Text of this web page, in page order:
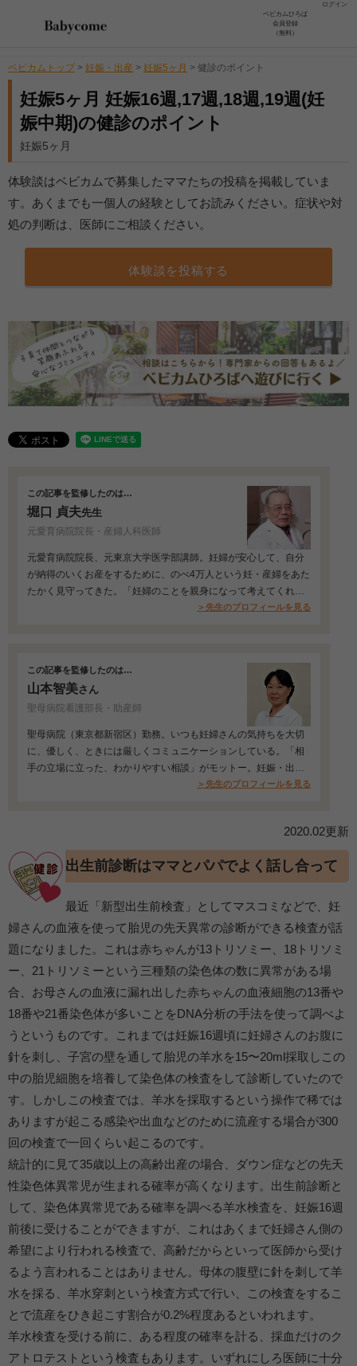
ログイン
ベビカムひろば
会員登録
（無料）
ベビカムトップ > 妊娠・出産 > 妊娠5ヶ月 > 健診のポイント
妊娠5ヶ月 妊娠16週,17週,18週,19週(妊
娠中期)の健診のポイント
妊娠5ヶ月
体験談はベビカムで募集したママたちの投稿を掲載していま
す。あくまでも一個人の経験としてお読みください。症状や対
処の判断は、医師にご相談ください。
体験談を投稿する
この記事を監修したのは…
堀口 貞夫先生
元愛育病院院長・産婦人科医師
元愛育病院院長、元東京大学医学部講師。妊婦が安心して、自分
が納得のいくお産をするために、のべ4万人という妊・産婦をあた
たかく見守ってきた。「妊婦のことを親身になって考えてくれ
る」と評判が高い。JR四ツ谷駅前の「主婦会館クリニック からだ
むセックスの本』（電子出版）など。
＞先生のプロフィールを見る
この記事を監修したのは…
山本智美さん
聖母病院看護部長・助産師
聖母病院（東京都新宿区）勤務。いつも妊婦さんの気持ちを大切
に、優しく、ときには厳しくコミュニケーションしている。「相
手の立場に立った、わかりやすい相談」がモットー。妊娠・出
産・育児に不安を感じる妊婦さんたちを、安心に導くかたわら、
＞先生のプロフィールを見る
2020.02更新
出生前診断はママとパパでよく話し合って
最近「新型出生前検査」としてマスコミなどで、妊
婦さんの血液を使って胎児の先天異常の診断ができる検査が話
題になりました。これは赤ちゃんが13トリソミー、18トリソミ
ー、21トリソミーという三種類の染色体の数に異常がある場
合、お母さんの血液に漏れ出した赤ちゃんの血液細胞の13番や
18番や21番染色体が多いことをDNA分析の手法を使って調べよ
うというものです。これまでは妊娠16週頃に妊婦さんのお腹に
針を刺し、子宮の壁を通して胎児の羊水を15〜20ml採取しこの
中の胎児細胞を培養して染色体の検査をして診断していたので
す。しかしこの検査では、羊水を採取するという操作で稀では
ありますが起こる感染や出血などのために流産する場合が300
回の検査で一回くらい起こるのです。
統計的に見て35歳以上の高齢出産の場合、ダウン症などの先天
性染色体異常児が生まれる確率が高くなります。出生前診断と
して、染色体異常児である確率を調べる羊水検査を、妊娠16週
前後に受けることができますが、これはあくまで妊婦さん側の
希望により行われる検査で、高齢だからといって医師から受け
るよう言われることはありません。母体の腹壁に針を刺して羊
水を採る、羊水穿刺という検査方式で行い、この検査をするこ
とで流産をひき起こす割合が0.2%程度あるといわれます。
羊水検査を受ける前に、ある程度の確率を計る、採血だけのク
アトロテストという検査もあります。いずれにしろ医師に十分